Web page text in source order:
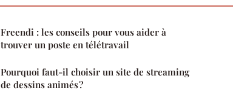
Freendi : les conseils pour vous aider à
trouver un poste en télétravail
Pourquoi faut-il choisir un site de streaming
de dessins animés ?